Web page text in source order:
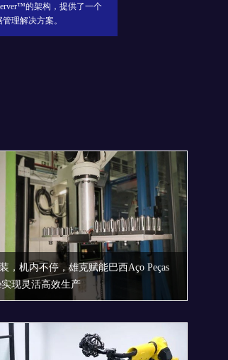
物联网（NB-IoT）技术，
备轻松实现云连接。
，机内不停，雄克赋能巴西Aço Peças
实现灵活高效生产